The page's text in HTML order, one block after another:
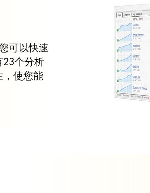
可以快速
个分析
，使您能